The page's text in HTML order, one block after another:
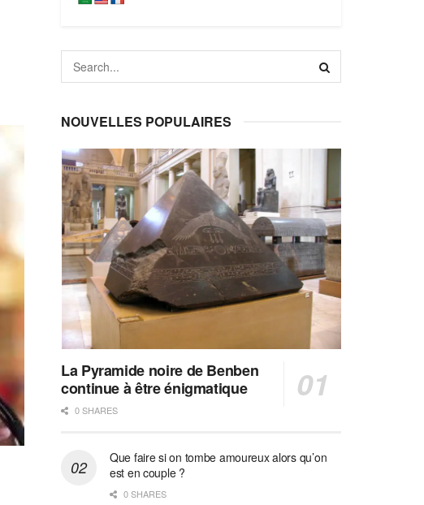
NOUVELLES POPULAIRES
La Pyramide noire de Benben
continue à être énigmatique
0 SHARES
Que faire si on tombe amoureux alors qu’on
est en couple ?
0 SHARES